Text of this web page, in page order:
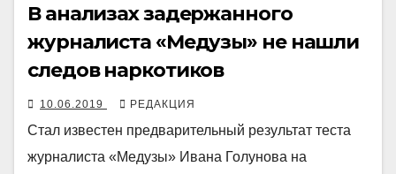
В анализах задержанного
журналиста «Медузы» не нашли
следов наркотиков
10.06.2019 РЕДАКЦИЯ
Стал известен предварительный результат теста
журналиста «Медузы» Ивана Голунова на